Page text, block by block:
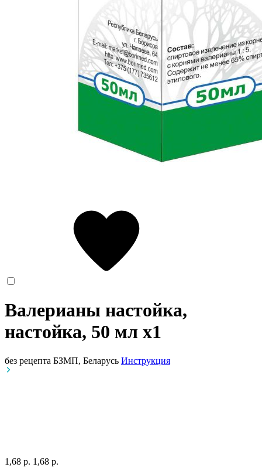
Валерианы настойка,
настойка, 50 мл x1
без рецепта БЗМП, Беларусь Инструкция
1,68 р. 1,68 р.